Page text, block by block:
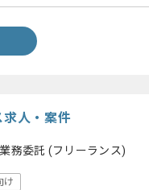
求人・案件
業務委託 (フリーランス)
け